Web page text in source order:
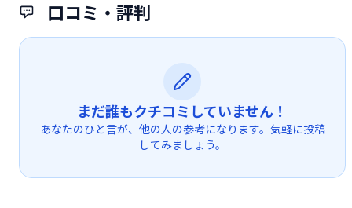
口コミ・評判
まだ誰もクチコミしていません！
あなたのひと言が、他の人の参考になります。気軽に投稿
してみましょう。